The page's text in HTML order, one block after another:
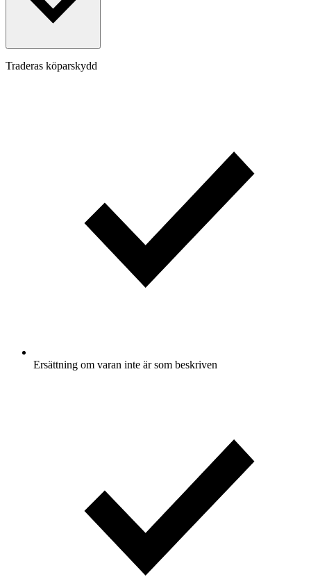
Traderas köparskydd
Ersättning om varan inte är som beskriven